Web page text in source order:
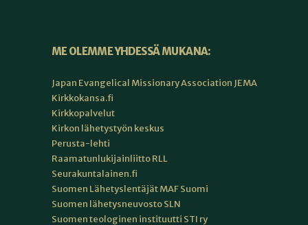
ME OLEMME YHDESSÄ MUKANA:
Japan Evangelical Missionary Association JEMA
Kirkkokansa.fi
Kirkkopalvelut
Kirkon lähetystyön keskus
Perusta-lehti
Raamatunlukijainliitto RLL
Seurakuntalainen.fi
Suomen Lähetyslentäjät MAF Suomi
Suomen lähetysneuvosto SLN
Suomen teologinen instituutti STI ry